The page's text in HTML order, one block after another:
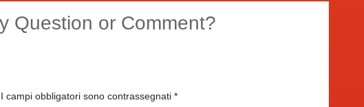
Question or Comment?
I campi obbligatori sono contrassegnati *